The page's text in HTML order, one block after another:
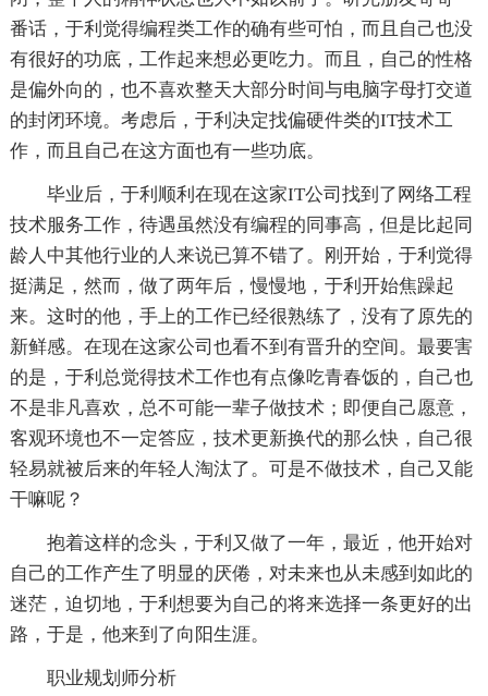
番话，于利觉得编程类工作的确有些可怕，而且自己也没
有很好的功底，工作起来想必更吃力。而且，自己的性格
是偏外向的，也不喜欢整天大部分时间与电脑字母打交道
的封闭环境。考虑后，于利决定找偏硬件类的IT技术工
作，而且自己在这方面也有一些功底。
毕业后，于利顺利在现在这家IT公司找到了网络工程
技术服务工作，待遇虽然没有编程的同事高，但是比起同
龄人中其他行业的人来说已算不错了。刚开始，于利觉得
挺满足，然而，做了两年后，慢慢地，于利开始焦躁起
来。这时的他，手上的工作已经很熟练了，没有了原先的
新鲜感。在现在这家公司也看不到有晋升的空间。最要害
的是，于利总觉得技术工作也有点像吃青春饭的，自己也
不是非凡喜欢，总不可能一辈子做技术；即便自己愿意，
客观环境也不一定答应，技术更新换代的那么快，自己很
轻易就被后来的年轻人淘汰了。可是不做技术，自己又能
干嘛呢？
抱着这样的念头，于利又做了一年，最近，他开始对
自己的工作产生了明显的厌倦，对未来也从未感到如此的
迷茫，迫切地，于利想要为自己的将来选择一条更好的出
路，于是，他来到了向阳生涯。
职业规划师分析